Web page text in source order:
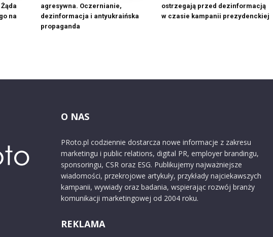
na
agresywna. Oczernianie,
dezinformacja i antyukraińska
propaganda
ostrzegają przed dezinformacją
w czasie kampanii prezydenckiej
O NAS
PRoto.pl codziennie dostarcza nowe informacje z zakresu
marketingu i public relations, digital PR, employer brandingu,
sponsoringu, CSR oraz ESG. Publikujemy najważniejsze
wiadomości, przekrojowe artykuły, przykłady najciekawszych
kampanii, wywiady oraz badania, wspierając rozwój branży
komunikacji marketingowej od 2004 roku.
REKLAMA